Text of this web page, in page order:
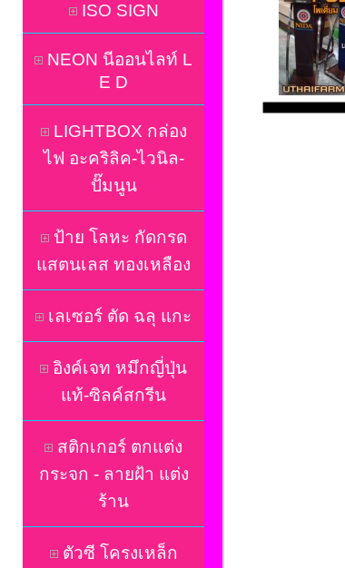
ISO SIGN
NEON นีออนไลท์ L
E D
LIGHTBOX กล่อง
ไฟ อะคริลิค-ไวนิล-
ปั๊มนูน
ป้าย โลหะ กัดกรด
แสตนเลส ทองเหลือง
เลเซอร์ ตัด ฉลุ แกะ
อิงค์เจท หมึกญี่ปุ่น
แท้-ซิลค์สกรีน
สติกเกอร์ ตกแต่ง
กระจก - ลายฝ้า แต่ง
ร้าน
ตัวซี โครงเหล็ก